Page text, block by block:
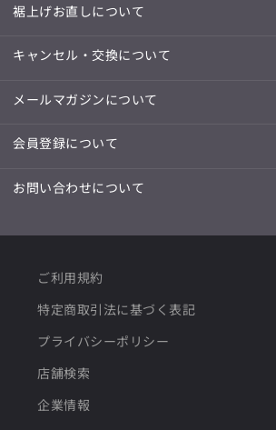
裾上げお直しについて
キャンセル・交換について
メールマガジンについて
会員登録について
お問い合わせについて
ご利用規約
特定商取引法に基づく表記
プライバシーポリシー
店舗検索
企業情報